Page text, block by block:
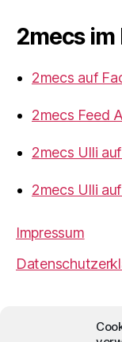
2mecs
2mecs auf
2mecs Feed
2mecs Ulli
2mecs Ulli
Impressum
anders